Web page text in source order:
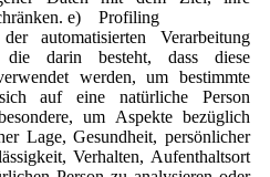
e) Profiling
Verarbeitung
die darin besteht, dass diese
werden, um bestimmte
auf eine natürliche Person
um Aspekte bezüglich
Lage, Gesundheit, persönlicher
Verhalten, Aufenthaltsort